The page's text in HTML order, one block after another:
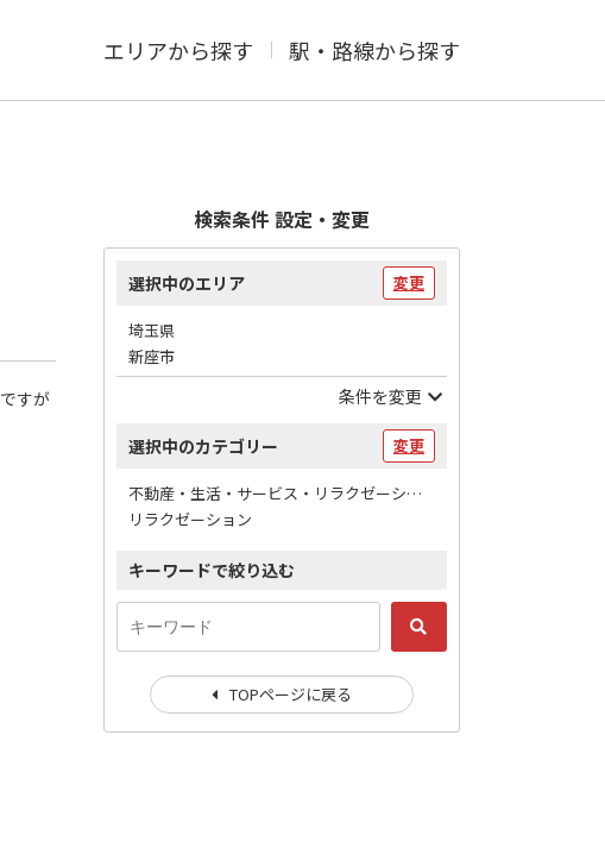
エリアから探す 駅・路線から探す
すが
検索条件 設定・変更
選択中のエリア 変更
埼玉県
新座市
条件を変更
選択中のカテゴリー 変更
不動産・生活・サービス・リラクゼーション / マッサージ
リラクゼーション
キーワードで絞り込む
TOPページに戻る